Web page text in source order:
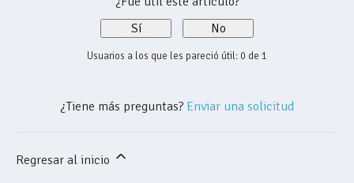
Sí
No
Usuarios a los que les pareció útil: 0 de 1
¿Tiene más preguntas? Enviar una solicitud
Regresar al inicio